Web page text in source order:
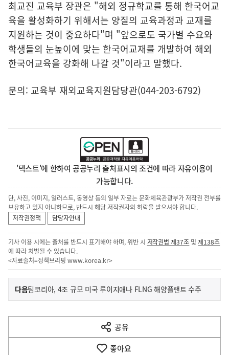
최교진 교육부 장관은 "해외 정규학교를 통해 한국어교
육을 활성화하기 위해서는 양질의 교육과정과 교재를
지원하는 것이 중요하다"며 "앞으로도 국가별 수요와
학생들의 눈높이에 맞는 한국어교재를 개발하여 해외
한국어교육을 강화해 나갈 것"이라고 말했다.
문의: 교육부 재외교육지원담당관(044-203-6792)
'텍스트'에 한하여 공공누리 출처표시의 조건에 따라 자유이용이
가능합니다.
단, 사진, 이미지, 일러스트, 동영상 등의 일부 자료는 문화체육관광부가 저작권 전부를
보유하고 있지 아니하므로, 반드시 해당 저작권자의 허락을 받으셔야 합니다.
저작권정책
담당자안내
기사 이용 시에는 출처를 반드시 표기해야 하며, 위반 시 저작권법 제37조 및제138조
에 따라 처벌될 수 있습니다.
<자료출처=정책브리핑 www.korea.kr>
이
전
다
음
다음기
팀코리아, 4조 규모 미국 루이지애나 FLNG 해양플랜트 수주
공유
열
기
좋아요